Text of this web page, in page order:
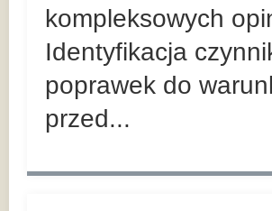
kompleksowych
Identyfikacja
poprawek do
przed...